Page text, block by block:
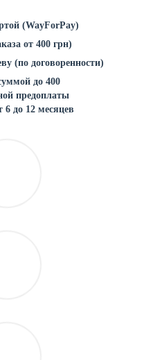
(WayForPay)
от 400 грн)
(по договоренности)
до 400
предоплаты
6 до 12 месяцев